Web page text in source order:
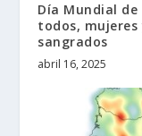
Día Mundial de
todos,
sangrados
abril 16, 2025